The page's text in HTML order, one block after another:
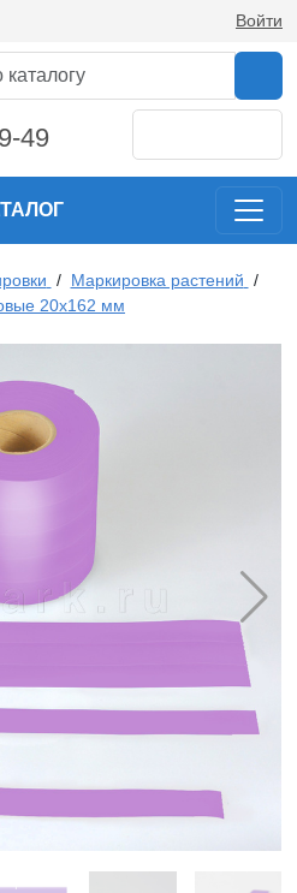
Войти
49
/ Маркировка растений /
20х162 мм